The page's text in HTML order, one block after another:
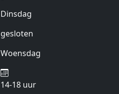
Dinsdag
gesloten
Woensdag
14-18 uur